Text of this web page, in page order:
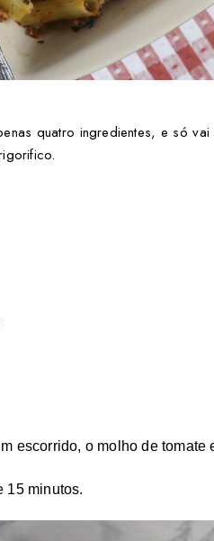
quatro ingredientes, e só
escorrido, o molho de
15 minutos.